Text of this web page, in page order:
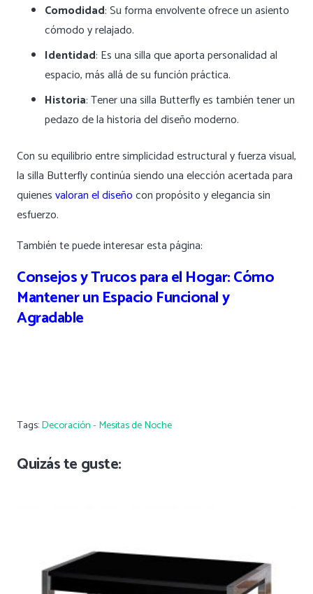
Comodidad: Su forma envolvente ofrece un asiento
cómodo y relajado.
Identidad: Es una silla que aporta personalidad al
espacio, más allá de su función práctica.
Historia: Tener una silla Butterfly es también tener un
pedazo de la historia del diseño moderno.
Con su equilibrio entre simplicidad estructural y fuerza visual,
la silla Butterfly continúa siendo una elección acertada para
quienesvaloran el diseñocon propósito y elegancia sin
esfuerzo.
También te puede interesar esta página:
Consejos y Trucos para el Hogar: Cómo
Mantener un Espacio Funcional y
Agradable
Tags:Decoración - Mesitas de Noche
Quizás te guste: